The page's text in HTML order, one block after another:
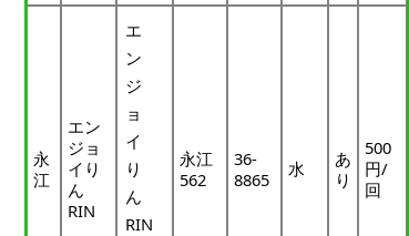
永
江
エン
ジョ
イり
ん
RIN
エ
ン
ジ
ョ
イ
り
ん
RIN
永江
562
36-
8865
水
あ
り
500
円/
回